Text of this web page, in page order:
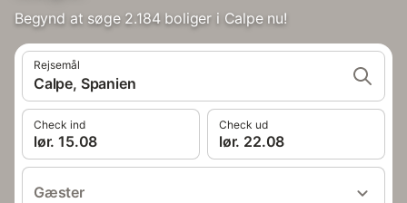
Begynd at søge 2.184 boliger i Calpe nu!
Rejsemål
Calpe, Spanien
Check ind
lør. 15.08
Check ud
lør. 22.08
Gæster